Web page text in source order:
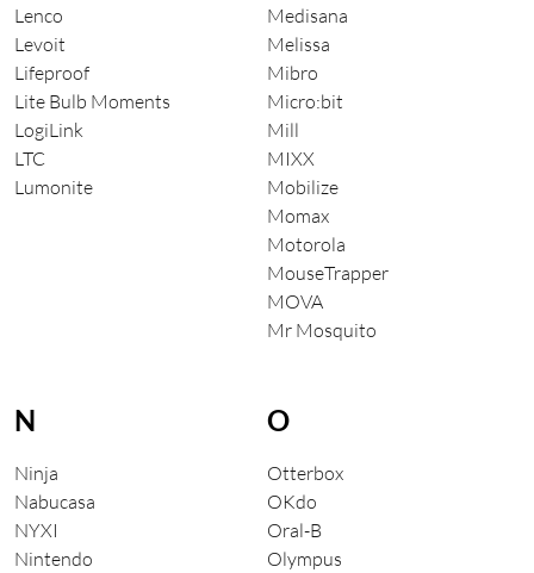
Lenco
Levoit
Lifeproof
Lite Bulb Moments
LogiLink
LTC
Lumonite
Medisana
Melissa
Mibro
Micro:bit
Mill
MIXX
Mobilize
Momax
Motorola
MouseTrapper
MOVA
Mr Mosquito
N
Ninja
Nabucasa
NYXI
Nintendo
O
Otterbox
OKdo
Oral-B
Olympus